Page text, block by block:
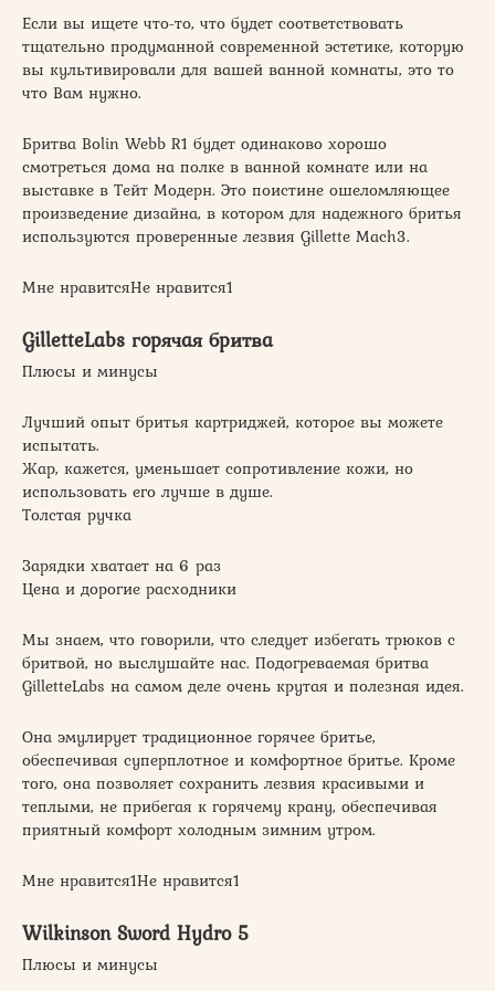
Если вы ищете что-то, что будет соответствовать
тщательно продуманной современной эстетике, которую
вы культивировали для вашей ванной комнаты, это то
что Вам нужно.
Бритва Bolin Webb R1 будет одинаково хорошо
смотреться дома на полке в ванной комнате или на
выставке в Тейт Модерн. Это поистине ошеломляющее
произведение дизайна, в котором для надежного бритья
используются проверенные лезвия Gillette Mach3.
Мне нравитсяНе нравится1
GilletteLabs горячая бритва
Плюсы и минусы
Лучший опыт бритья картриджей, которое вы можете
испытать.
Жар, кажется, уменьшает сопротивление кожи, но
использовать его лучше в душе.
Толстая ручка
Зарядки хватает на 6 раз
Цена и дорогие расходники
Мы знаем, что говорили, что следует избегать трюков с
бритвой, но выслушайте нас. Подогреваемая бритва
GilletteLabs на самом деле очень крутая и полезная идея.
Она эмулирует традиционное горячее бритье,
обеспечивая суперплотное и комфортное бритье. Кроме
того, она позволяет сохранить лезвия красивыми и
теплыми, не прибегая к горячему крану, обеспечивая
приятный комфорт холодным зимним утром.
Мне нравится1Не нравится1
Wilkinson Sword Hydro 5
Плюсы и минусы